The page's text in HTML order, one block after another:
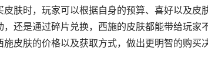
皮肤时，玩家可以根据自身的预算、喜好以及皮
，还是通过碎片兑换，西施的皮肤都能带给玩
施皮肤的价格以及获取方式，做出更明智的购买决